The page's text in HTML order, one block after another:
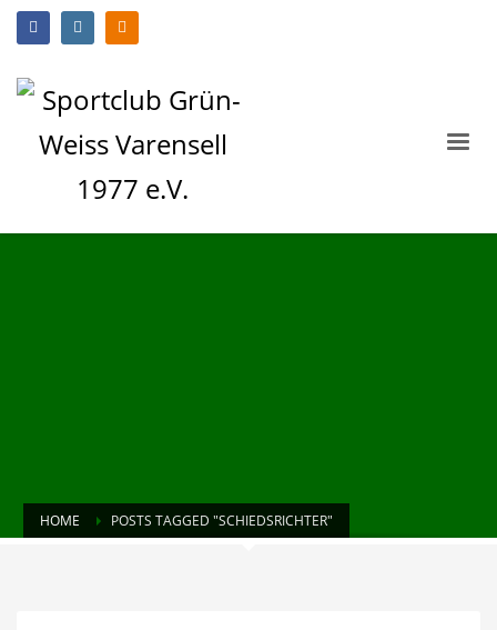
HOME POSTS TAGGED "SCHIEDSRICHTER"